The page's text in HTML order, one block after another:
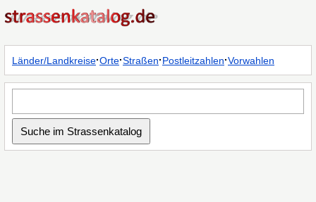
Länder/Landkreise·Orte·Straßen·Postleitzahlen·Vorwahlen